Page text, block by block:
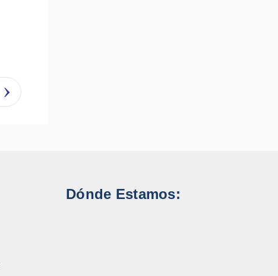
Dónde Estamos: